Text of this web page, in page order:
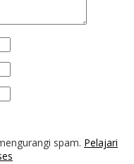
spam. Pelajari